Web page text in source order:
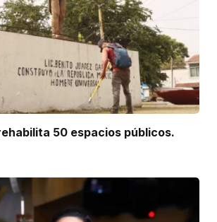
50 espacios públicos.